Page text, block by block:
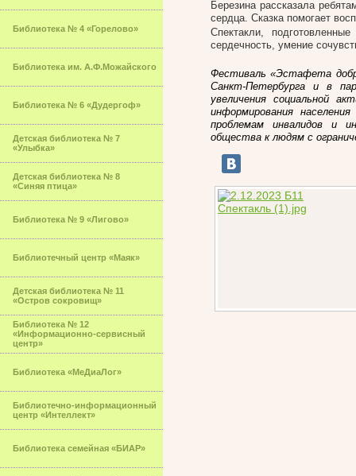
Библиотека № 4 «Горелово»
Библиотека им. А.Ф.Можайского
Библиотека № 6 «Дудергоф»
Детская библиотека № 7
«Улыбка»
Детская библиотека № 8
«Синяя птица»
Библиотека № 9 «Лигово»
Библиотечный центр «Маяк»
Детская библиотека № 11
«Остров сокровищ»
Библиотека № 12
«Информационно-сервисный
центр»
Библиотека «МеДиаЛог»
Библиотечно-информационный
центр «Интеллект»
Библиотека семейная «БИАР»
Березина рассказала
сердца. Сказка помогает
Спектакли,
сердечность, умение
Фестиваль «Эстафета
Санкт-Петербурга и в
увеличения социальной
информирования
проблемам инвалидов и
общества к людям с